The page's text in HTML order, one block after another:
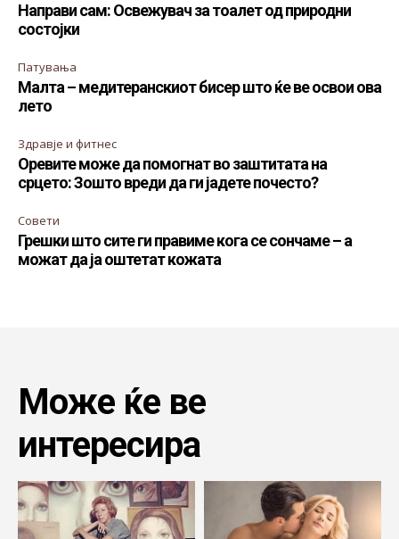
Направи сам: Освежувач за тоалет од природни
состојки
Патувања
Малта – медитеранскиот бисер што ќе ве освои ова
лето
Здравје и фитнес
Оревите може да помогнат во заштитата на
срцето: Зошто вреди да ги јадете почесто?
Совети
Грешки што сите ги правиме кога се сончаме – а
можат да ја оштетат кожата
Може ќе ве
интересира